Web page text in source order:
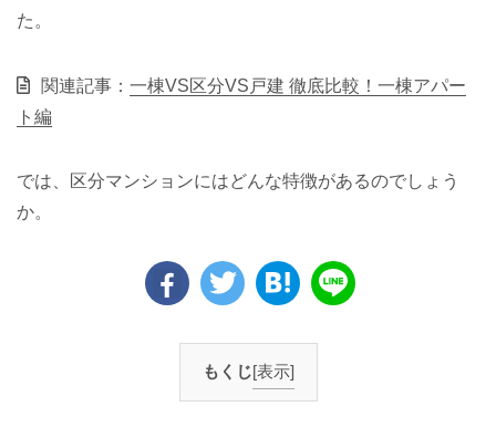
た。
関連記事： 一棟VS区分VS戸建 徹底比較！一棟アパー
ト編
では、区分マンションにはどんな特徴があるのでしょう
か。
もくじ[表示]